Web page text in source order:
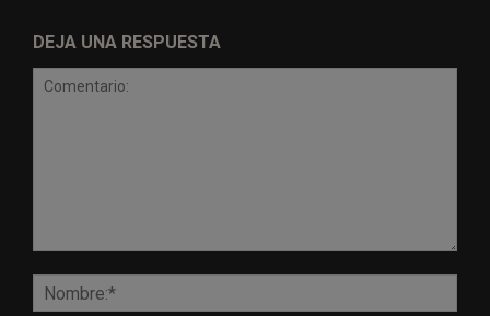
DEJA UNA RESPUESTA